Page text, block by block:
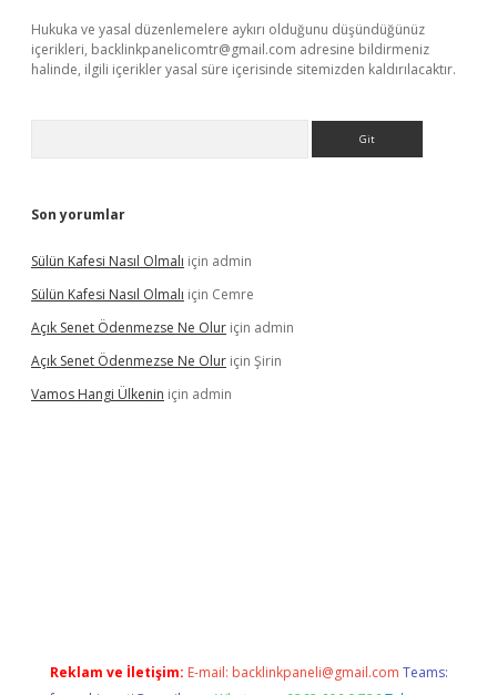
Hukuka ve yasal düzenlemelere aykırı olduğunu düşündüğünüz
içerikleri, backlinkpanelicomtr@gmail.com adresine bildirmeniz
halinde, ilgili içerikler yasal süre içerisinde sitemizden kaldırılacaktır.
Son yorumlar
Sülün Kafesi Nasıl Olmalı için admin
Sülün Kafesi Nasıl Olmalı için Cemre
Açık Senet Ödenmezse Ne Olur için admin
Açık Senet Ödenmezse Ne Olur için Şirin
Vamos Hangi Ülkenin için admin
Reklam ve İletişim: E-mail: backlinkpaneli@gmail.com Teams: